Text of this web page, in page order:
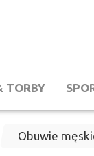
TORBY
Obuwie